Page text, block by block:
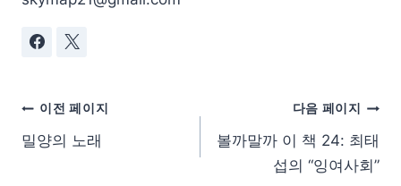
이전 페이지
밀양의 노래
다음 페이지
볼까말까 이 책 24: 최태
섭의 “잉여사회”